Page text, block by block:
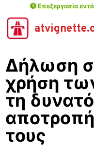
Επεξεργασία
Δήλωση
χρήση
τη
τους